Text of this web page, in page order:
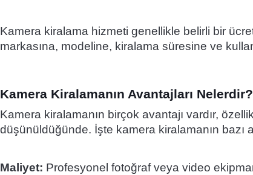
Kamera kiralama hizmeti genellikle belirli bir
markasına, modeline, kiralama süresine ve
Kamera Kiralamanın Avantajları Nelerdir?
Kamera kiralamanın birçok avantajı vardır,
düşünüldüğünde. İşte kamera kiralamanın bazı
Maliyet: Profesyonel fotoğraf veya video